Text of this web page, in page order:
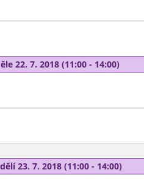
22. 7. 2018 (11:00 - 14:00)
23. 7. 2018 (11:00 - 14:00)